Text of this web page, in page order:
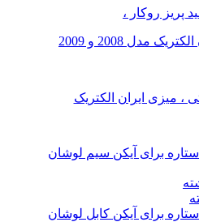
پریز روکار ،
مدل 2008 و 2009
، میزی ایران الکتریک
سیم لوشان
کابل لوشان